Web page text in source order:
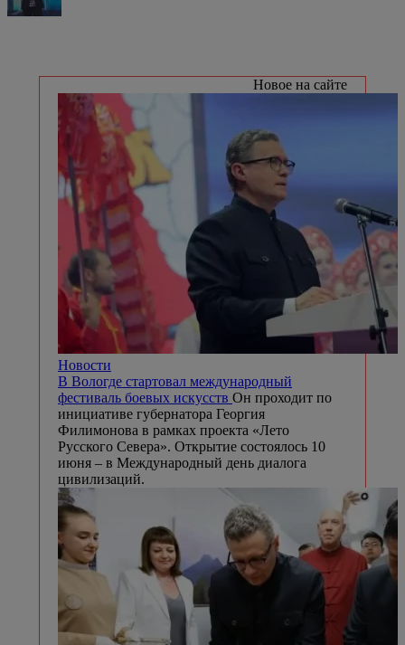
Новое на сайте
Новости
В Вологде стартовал международный
фестиваль боевых искусств Он проходит по
инициативе губернатора Георгия
Филимонова в рамках проекта «Лето
Русского Севера». Открытие состоялось 10
июня – в Международный день диалога
цивилизаций.